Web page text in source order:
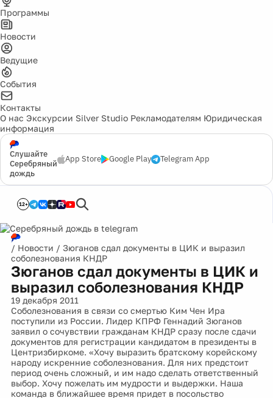
Программы
Новости
Ведущие
События
Контакты
О нас Экскурсии Silver Studio Рекламодателям Юридическая
информация
Слушайте
Серебряный
дождь
App Store Google Play Telegram App
12+
/ Новости / Зюганов сдал документы в ЦИК и выразил
соболезнования КНДР
Зюганов сдал документы в ЦИК и
выразил соболезнования КНДР
19 декабря 2011
Соболезнования в связи со смертью Ким Чен Ира
поступили из России. Лидер КПРФ Геннадий Зюганов
заявил о сочувствии гражданам КНДР сразу после сдачи
документов для регистрации кандидатом в президенты в
Центризбиркоме. «Хочу выразить братскому корейскому
народу искренние соболезнования. Для них предстоит
период очень сложный, и им надо сделать ответственный
выбор. Хочу пожелать им мудрости и выдержки. Наша
команда в ближайшее время придет в посольство